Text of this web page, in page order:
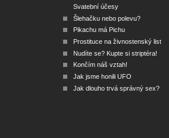
Svatební účesy
Šlehačku nebo polevu?
Pikachu má Pichu
Prostituce na živnostenský list
Nudíte se? Kupte si striptéra!
Končím náš vztah!
Jak jsme honili UFO
Jak dlouho trvá správný sex?